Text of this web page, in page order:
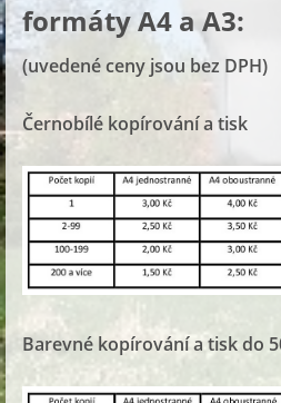
formáty A4 a A3:
(uvedené ceny jsou bez DPH)
Černobílé kopírování a tisk
Barevné kopírování a tisk do